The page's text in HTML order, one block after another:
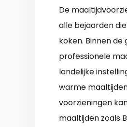
De
alle bejaarden
koken. Binnen
professionele
landelijke
warme
voorzieningen
maaltijden zoals